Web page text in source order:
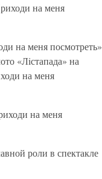
на меня
на меня посмотреть»
«Лiстапада» на
на меня
на меня
роли в спектакле